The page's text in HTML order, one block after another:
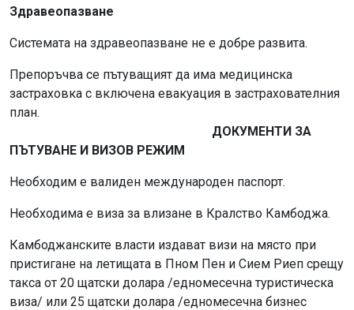
Здравеопазване
Системата на здравеопазване не е добре развита.
Препоръчва се пътуващият да има медицинска
застраховка с включена евакуация в застрахователния
план.
ДОКУМЕНТИ ЗА
ПЪТУВАНЕ И ВИЗОВ РЕЖИМ
Необходим е валиден международен паспорт.
Необходима е виза за влизане в Кралство Камбоджа.
Камбоджанските власти издават визи на място при
пристигане на летищата в Пном Пен и Сием Риеп срещу
такса от 20 щатски долара /едномесечна туристическа
виза/ или 25 щатски долара /едномесечна бизнес